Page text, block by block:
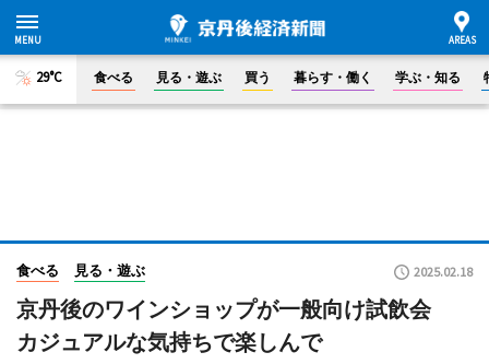
29°C 食べる 見る・遊ぶ 買う 暮らす・働く 学ぶ・知る
食べる 見る・遊ぶ 2025.02.18
京丹後のワインショップが一般向け試飲会
カジュアルな気持ちで楽しんで